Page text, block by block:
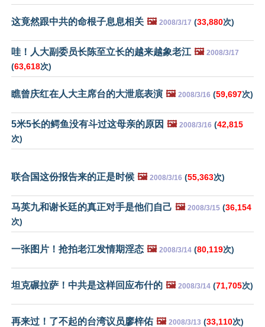
这竟然跟中共的命根子息息相关 🖼️ 2008/3/17 (33,880次)
哇！人大副委员长陈至立长的越来越象老江 🖼️ 2008/3/17
(63,618次)
瞧曾庆红在人大主席台的大泄底表演 🖼️ 2008/3/16 (59,697次)
5米5长的鳄鱼没有斗过这母亲的原因 🖼️ 2008/3/16 (42,815
次)
联合国这份报告来的正是时候 🖼️ 2008/3/16 (55,363次)
马英九和谢长廷的真正对手是他们自己 🖼️ 2008/3/15 (36,154
次)
一张图片！抢拍老江发情期淫态 🖼️ 2008/3/14 (80,119次)
坦克碾拉萨！中共是这样回应布什的 🖼️ 2008/3/14 (71,705次)
再来过！了不起的台湾议员廖梓佑 🖼️ 2008/3/13 (33,110次)